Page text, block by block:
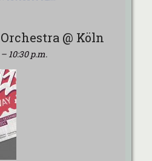
@ Köln
– 10:30 p.m.